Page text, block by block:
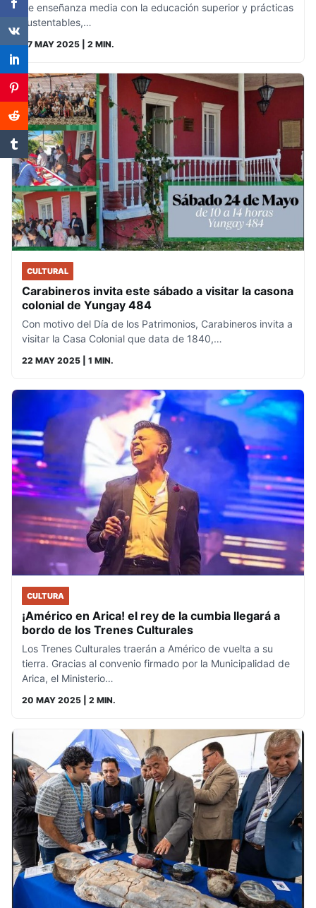
de enseñanza media con la educación superior y prácticas
sustentables,…
27 MAY 2025 | 2 MIN.
CULTURAL
Carabineros invita este sábado a visitar la casona
colonial de Yungay 484
Con motivo del Día de los Patrimonios, Carabineros invita a
visitar la Casa Colonial que data de 1840,…
22 MAY 2025 | 1 MIN.
CULTURA
¡Américo en Arica! el rey de la cumbia llegará a
bordo de los Trenes Culturales
Los Trenes Culturales traerán a Américo de vuelta a su
tierra. Gracias al convenio firmado por la Municipalidad de
Arica, el Ministerio…
20 MAY 2025 | 2 MIN.